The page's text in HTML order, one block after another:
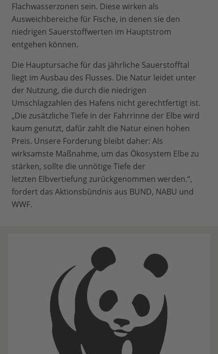
Flachwasserzonen sein. Diese wirken als
Ausweichbereiche für Fische, in denen sie den
niedrigen Sauerstoffwerten im Hauptstrom
entgehen können.
Die Hauptursache für das jährliche Sauerstofftal
liegt im Ausbau des Flusses. Die Natur leidet unter
der Nutzung, die durch die niedrigen
Umschlagzahlen des Hafens nicht gerechtfertigt ist.
„Die zusätzliche Tiefe in der Fahrrinne der Elbe wird
kaum genutzt, dafür zahlt die Natur einen hohen
Preis. Unsere Forderung bleibt daher: Als
wirksamste Maßnahme, um das Ökosystem Elbe zu
stärken, sollte die unnötige Tiefe der
letzten Elbvertiefung zurückgenommen werden.“,
fordert das Aktionsbündnis aus BUND, NABU und
WWF.